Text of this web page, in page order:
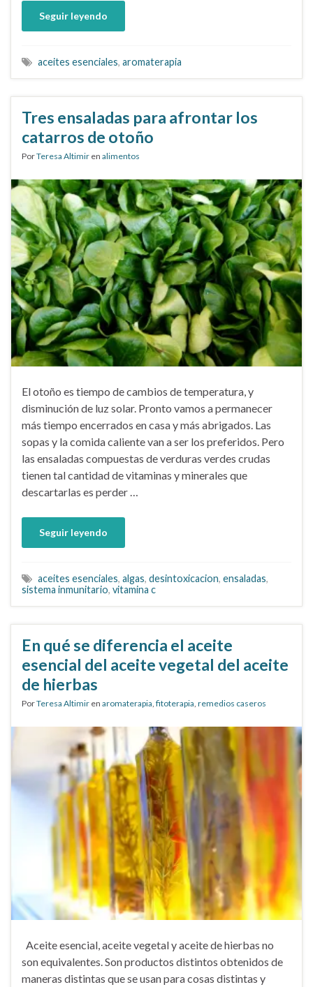
Seguir leyendo
aceites esenciales, aromaterapia
Tres ensaladas para afrontar los
catarros de otoño
PorTeresa Altimir en alimentos
El otoño es tiempo de cambios de temperatura, y
disminución de luz solar. Pronto vamos a permanecer
más tiempo encerrados en casa y más abrigados. Las
sopas y la comida caliente van a ser los preferidos. Pero
las ensaladas compuestas de verduras verdes crudas
tienen tal cantidad de vitaminas y minerales que
descartarlas es perder …
Seguir leyendo
aceites esenciales, algas, desintoxicacion, ensaladas,
sistema inmunitario, vitamina c
En qué se diferencia el aceite
esencial del aceite vegetal del aceite
de hierbas
PorTeresa Altimir en aromaterapia fitoterapia remedios caseros
Aceite esencial, aceite vegetal y aceite de hierbas no
son equivalentes. Son productos distintos obtenidos de
maneras distintas que se usan para cosas distintas y